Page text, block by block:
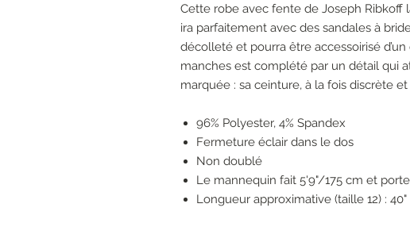
Cette robe avec fente de Joseph Ribkoff
ira parfaitement avec des sandales à
décolleté et pourra être accessoirisé
manches est complété par un détail qui
marquée : sa ceinture, à la fois discrète et
96% Polyester, 4% Spandex
Fermeture éclair dans le dos
Non doublé
Le mannequin fait 5'9"/175 cm et
Longueur approximative (taille 12) : 40"